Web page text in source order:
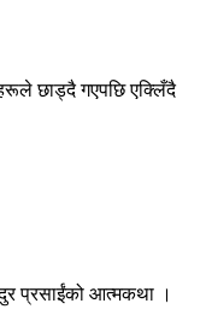
छाड्दै गएपछि एक्लिँदै
प्रसाईंको आत्मकथा ।